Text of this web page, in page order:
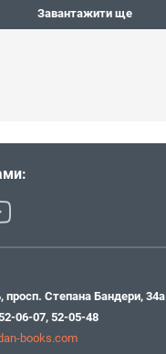
Завантажити ще
просп. Степана Бандери, 34а
06-07, 52-05-48
books.com